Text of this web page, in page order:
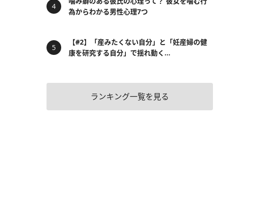
為からわかる男性心理7つ
【#2】「産みたくない自分」と「妊産婦の健
康を研究する自分」で揺れ動く...
ランキング一覧を見る